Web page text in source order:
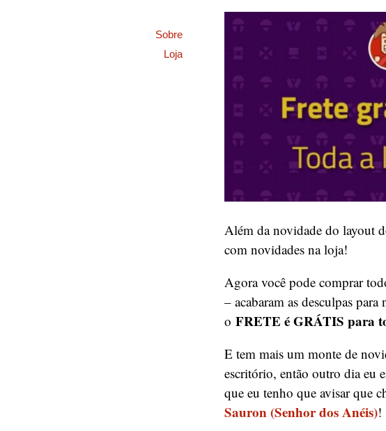
Além da novidade do layout
com novidades na loja!
Agora você pode comprar
– acabaram as desculpas
o FRETE é GRÁTIS para
E tem mais um monte de
escritório, então outro dia eu
que eu tenho que avisar que
Sauron (Senhor dos Anéis)!
Sobre
Loja